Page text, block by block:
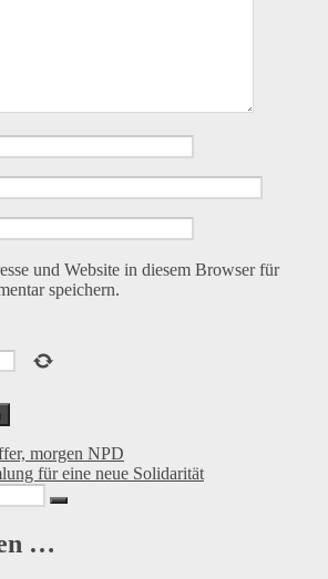
und Website in diesem Browser für
speichern.
morgen NPD
für eine neue Solidarität
Suchen
…